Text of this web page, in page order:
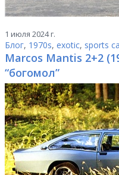
1 июля 2024 г.
Блог, 1970s, exotic, sports
Marcos Mantis 2+2
“богомол”